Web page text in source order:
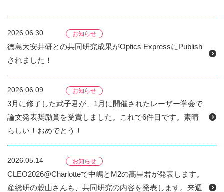
2026.06.30 お知らせ
徳島大安井研との共同研究成果がOptics ExpressにPublish
されました！
2026.06.09 お知らせ
3月に修了した武子君が、1月に開催されたレーザー学会で
論文発表奨励賞を受賞しました。これで6件目です。素晴
らしい！おめでとう！
2026.05.14 お知らせ
CLEO2026@Charlotteで中嶋とM2の髙星君が発表します。
産総研の穀山さんも、共同研究の内容を発表します。来週